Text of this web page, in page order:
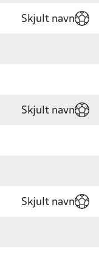
Skjult navn
Skjult navn
Skjult navn